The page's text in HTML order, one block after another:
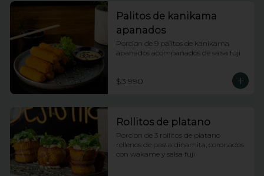
Palitos de kanikama
apanados
Porcion de 9 palitos de kanikama
apanados acompañados de salsa fuji
$3.990
Rollitos de platano
Porcion de 3 rollitos de platano
rellenos de pasta dinamita, coronados
con wakame y salsa fuji